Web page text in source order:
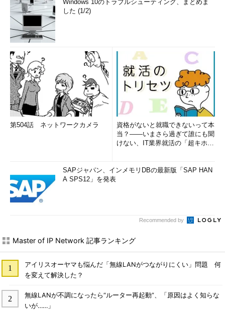
デフォルトゲートウェイのIPv6/IPv4アドレス。
DHCPv6/DHCPサーバにより自動的に設定されている場合もあ
る。
（19）DHCPサーバ
DHCPv6/DHCPサーバのIPv6/IPv4アドレス。設定はしなくと
も、DHCPサーバを使用している場合には自動的にサーバのIPア
ドレスが表示される。つまりDHCPサーバを使用していなかった
Association）と呼ばれる、DHCPv6サーバがアドレスをプール
する際に決定される固有番号。DHCPv6クライアントはネットワ
ークアダプターごとに設定される。
DHCPv6のサーバやクライアントに割り当てられる固有番号
（DUID：DHCP Unique IDentifier）。
（22）DNSサーバ
DNSサーバのIPv6およびIPv4アドレス。
Windows 10のトラブルシューティング、まとめま
した (1/2)
第504話 ネットワークカメラ
資格がないと就職できないって本
当？――いまさら過ぎて誰にも聞
けない、IT業界就活の「超キホ
SAPジャパン、インメモリDBの最新版「SAP HAN
A SPS12」を発表
Recommended by
Master of IP Network 記事ランキング
アイリスオーヤマも悩んだ「無線LANがつながりにくい」問題 何
を変えて解決した？
無線LANが不調になったら“ルーター再起動”、「原因はよく知らな
いが……」